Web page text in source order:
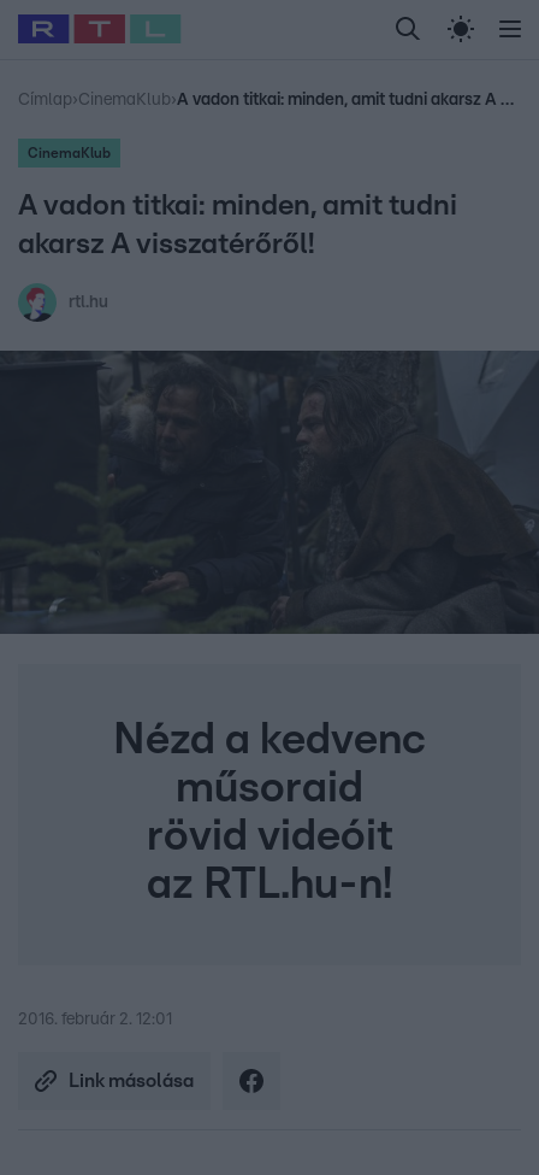
Legfrissebb RTL Híradó Randi Celeb vagyok,
Babits Marcella Most Wanted Gallusz
Címlap›CinemaKlub› A vadon titkai: minden, amit tudni akarsz A visszatérőről!
CinemaKlub
A vadon titkai: minden, amit tudni
akarsz A visszatérőről!
rtl.hu
Nézd a kedvenc
műsoraid
rövid videóit
az RTL.hu-n!
2016. február 2. 12:01
Link másolása